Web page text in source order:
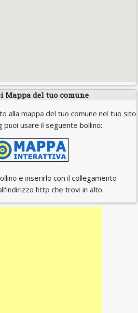
Mappa del tuo comune
alla mappa del tuo comune nel tuo sito
puoi usare il seguente bollino:
e inserirlo con il collegamento
http che trovi in alto.